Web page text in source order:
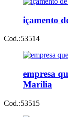
içamento
Cod.:53514
empresa
Marília
Cod.:53515